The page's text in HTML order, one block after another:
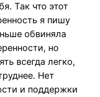
Так что этот
я пишу
обвиняла
но
всегда легко,
Нет
и поддержки